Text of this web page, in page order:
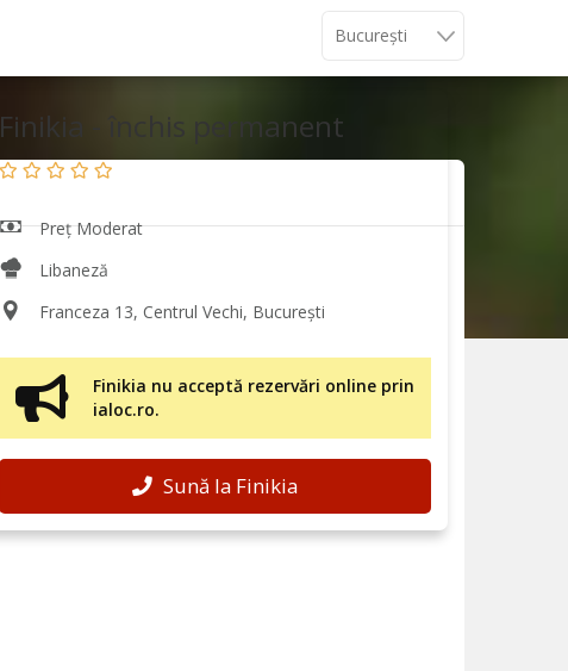
Finikia - închis permanent
Preț Moderat
Libaneză
Franceza 13, Centrul Vechi, București
Finikia nu acceptă rezervări online prin
ialoc.ro.
Sună la Finikia